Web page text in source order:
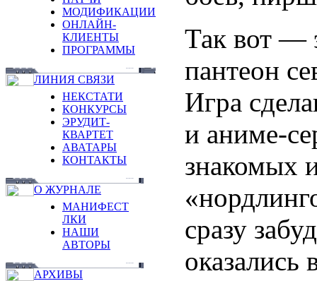
МОДИФИКАЦИИ
ОНЛАЙН-
КЛИЕНТЫ
ПРОГРАММЫ
ЛИНИЯ СВЯЗИ
НЕКСТАТИ
КОНКУРСЫ
ЭРУДИТ-
КВАРТЕТ
АВАТАРЫ
КОНТАКТЫ
О ЖУРНАЛЕ
МАНИФЕСТ
ЛКИ
НАШИ
АВТОРЫ
АРХИВЫ
Так вот —
пантеон
Игра
и аниме-
знакомых
сразу
оказались